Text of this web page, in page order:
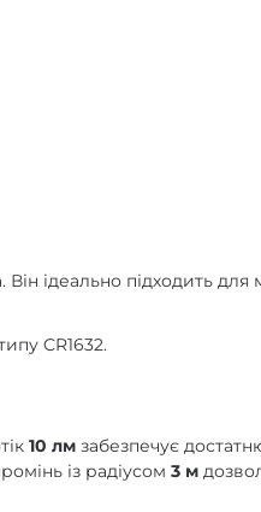
ідеально підходить для
CR1632.
10 лм забезпечує
із радіусом3 м